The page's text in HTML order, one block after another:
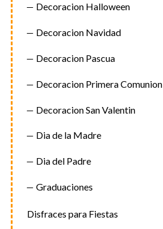
Decoracion Halloween
Decoracion Navidad
Decoracion Pascua
Decoracion Primera Comunion
Decoracion San Valentin
Dia de la Madre
Dia del Padre
Graduaciones
Disfraces para Fiestas